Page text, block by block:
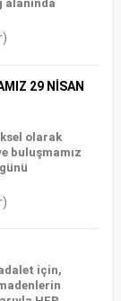
alanında
29 NİSAN
olarak
buluşmamız
için,